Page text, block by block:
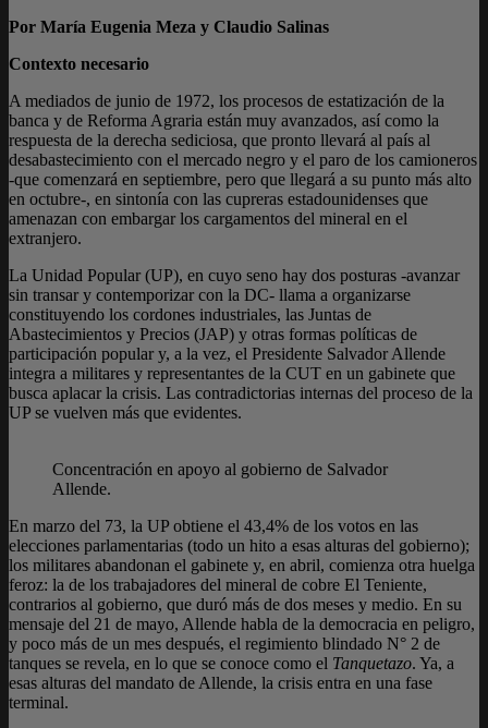
Por María Eugenia Meza y Claudio Salinas
Contexto necesario
A mediados de junio de 1972, los procesos de estatización de la
banca y de Reforma Agraria están muy avanzados, así como la
respuesta de la derecha sediciosa, que pronto llevará al país al
desabastecimiento con el mercado negro y el paro de los camioneros
-que comenzará en septiembre, pero que llegará a su punto más alto
en octubre-, en sintonía con las cupreras estadounidenses que
amenazan con embargar los cargamentos del mineral en el
extranjero.
La Unidad Popular (UP), en cuyo seno hay dos posturas -avanzar
sin transar y contemporizar con la DC- llama a organizarse
constituyendo los cordones industriales, las Juntas de
Abastecimientos y Precios (JAP) y otras formas políticas de
participación popular y, a la vez, el Presidente Salvador Allende
integra a militares y representantes de la CUT en un gabinete que
busca aplacar la crisis. Las contradictorias internas del proceso de la
UP se vuelven más que evidentes.
Concentración en apoyo al gobierno de Salvador
Allende.
En marzo del 73, la UP obtiene el 43,4% de los votos en las
elecciones parlamentarias (todo un hito a esas alturas del gobierno);
los militares abandonan el gabinete y, en abril, comienza otra huelga
feroz: la de los trabajadores del mineral de cobre El Teniente,
contrarios al gobierno, que duró más de dos meses y medio. En su
mensaje del 21 de mayo, Allende habla de la democracia en peligro,
y poco más de un mes después, el regimiento blindado N° 2 de
tanques se revela, en lo que se conoce como el Tanquetazo. Ya, a
esas alturas del mandato de Allende, la crisis entra en una fase
terminal.